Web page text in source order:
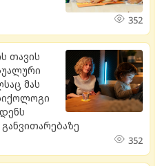
352
თავის
მას
352